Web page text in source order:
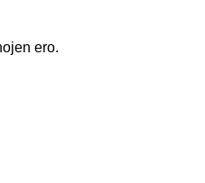
ero.